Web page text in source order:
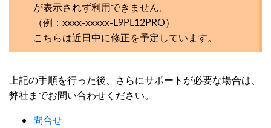
が表示されず利用できません。
（例：xxxx-xxxxx-L9PL12PRO）
こちらは近日中に修正を予定しています。
上記の手順を行った後、さらにサポートが必要な場合は、
弊社までお問い合わせください。
問合せ